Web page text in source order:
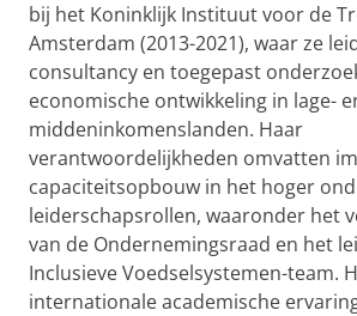
bij het Koninklijk Instituut voor de
Amsterdam (2013-2021), waar ze
consultancy en toegepast
economische ontwikkeling in lage-
middeninkomenslanden. Haar
verantwoordelijkheden omvatten
capaciteitsopbouw in het hoger
leiderschapsrollen, waaronder het
van de Ondernemingsraad en het
Inclusieve Voedselsystemen-team.
internationale academische